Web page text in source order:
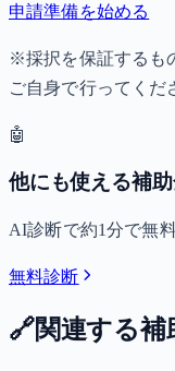
申請準備を始める
※採択を保証するも
ご自身で行ってくだ
🤖
他にも使える補
AI診断で約1分で無
無料診断
🔗関連する補